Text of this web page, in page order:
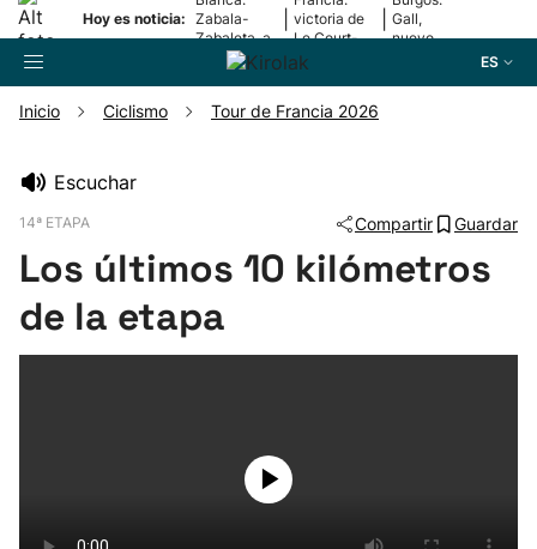
Hoy es noticia: Zabala-
Zabaleta, a
la final
victoria de
Le Court-
Pienaar
Gall,
nuevo
ES
Pelota
Inicio Ciclismo Tour de Francia 2026
Escuchar
14ª ETAPA Compartir Guardar
Los últimos 10 kilómetros
de la etapa